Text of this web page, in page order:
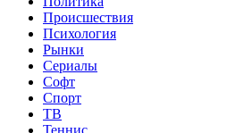
Происшествия
Психология
Рынки
Сериалы
Софт
Спорт
ТВ
Теннис